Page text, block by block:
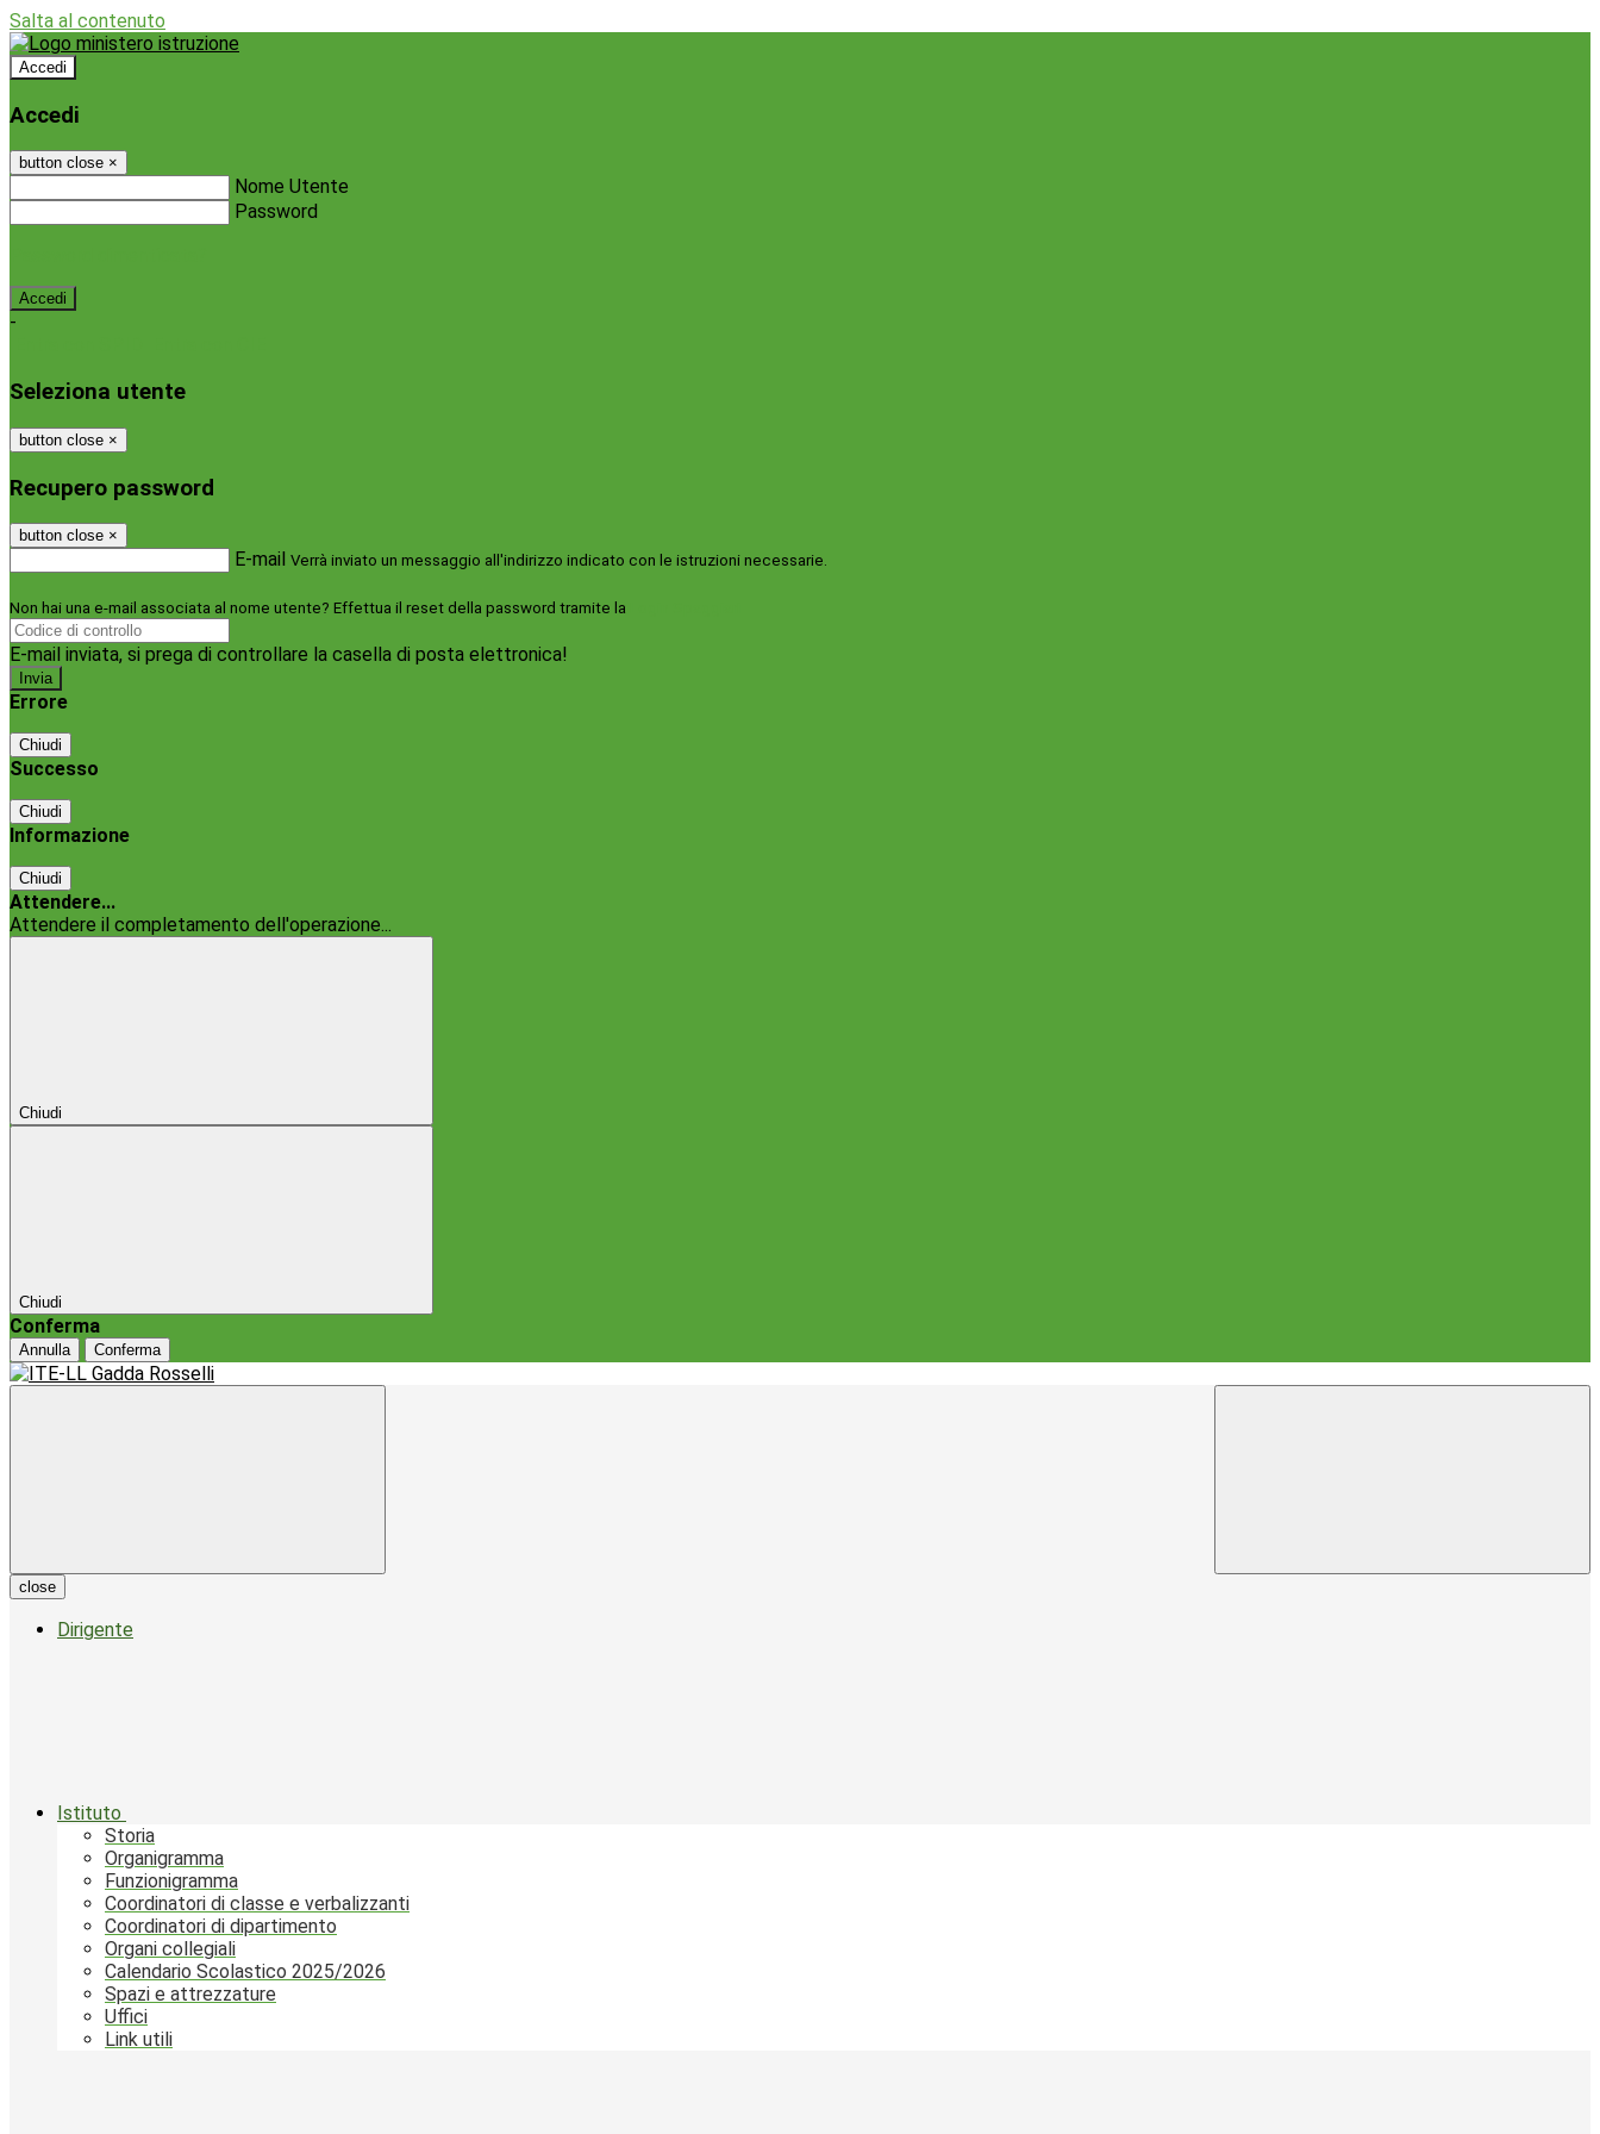
Salta al contenuto
Accedi
Accedi
button close ×
Nome Utente
Password
-
Seleziona utente
button close ×
Recupero password
button close ×
E-mail Verrà inviato un messaggio all'indirizzo indicato con le istruzioni necessarie.
Non hai una e-mail associata al nome utente? Effettua il reset della password tramite la
E-mail inviata, si prega di controllare la casella di posta elettronica!
Errore
Chiudi
Successo
Chiudi
Informazione
Chiudi
Attendere...
Attendere il completamento dell'operazione...
Chiudi
Chiudi
Conferma
Annulla Conferma
close
Dirigente
Istituto
Storia
Organigramma
Funzionigramma
Coordinatori di classe e verbalizzanti
Coordinatori di dipartimento
Organi collegiali
Calendario Scolastico 2025/2026
Spazi e attrezzature
Uffici
Link utili